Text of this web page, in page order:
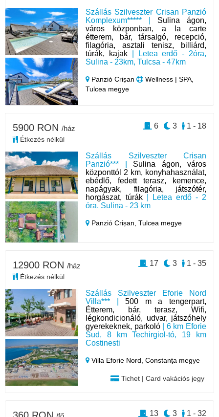
Szállás Szilveszter Crisan Panzió
Komplexum***** | Sulina ágon,
város közponban, a la carte
étterem, bár, társalgó, recepció,
filagória, asztali tenisz, billiárd,
túrák, kajak| Letea erdő - 2óra,
Sulina - 23km, Tulcsa - 47km
Panzió Crișan
Wellness | SPA,
Tulcea megye
Szállás Szilveszter Crisan
Panzió*** | Sulina ágon, város
központtól 2 km, konyhahasználat,
ebédlő, fedett terasz, kemence,
napágyak, filagória, játszótér,
horgászat, túrák | Letea erdő - 2
óra, Sulina - 23 km
Panzió Crișan,Tulcea megye
5900 RON /ház
Étkezés nélkül
1 - 18
3
6
Szállás Szilveszter Eforie Nord
Villa*** |500 m a tengerpart,
Étterem, bár, terasz, Wifi,
légkondicionáló, udvar, játszóhely
gyerekeknek, parkoló| 6 km Eforie
Sud, 8 km Techirgiol-tó, 19 km
Costinesti
Villa Eforie Nord,Constanța megye
Tichet | Card vakációs jegy
12900 RON /ház
Étkezés nélkül
1 - 35
3
17
1 - 32
3
13